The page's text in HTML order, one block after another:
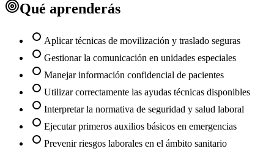
Qué aprenderás
Aplicar técnicas de movilización y traslado seguras
Gestionar la comunicación en unidades especiales
Manejar información confidencial de pacientes
Utilizar correctamente las ayudas técnicas disponibles
Interpretar la normativa de seguridad y salud laboral
Ejecutar primeros auxilios básicos en emergencias
Prevenir riesgos laborales en el ámbito sanitario